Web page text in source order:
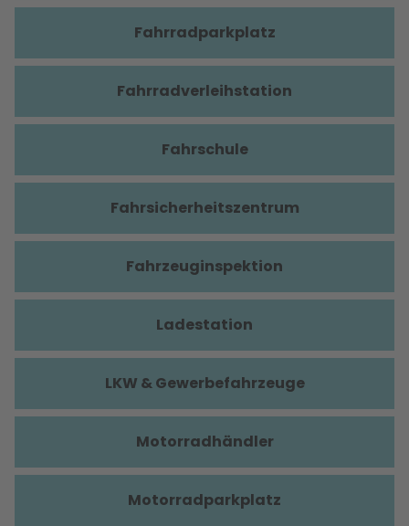
Fahrradparkplatz
Fahrradverleihstation
Fahrschule
Fahrsicherheitszentrum
Fahrzeuginspektion
Ladestation
LKW & Gewerbefahrzeuge
Motorradhändler
Motorradparkplatz